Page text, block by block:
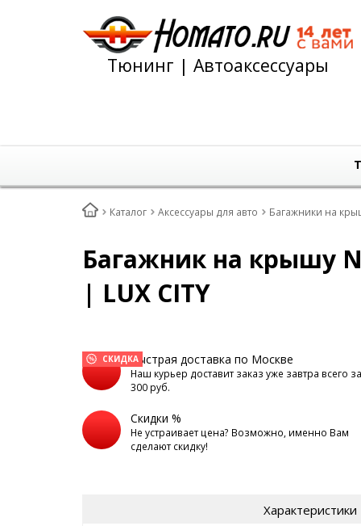
Тюнинг | Автоаксессуары
Каталог Аксессуары для авто Багажники на
Багажник на крышу
| LUX СITY
СКИДКАБыстрая доставка по Москве
Наш курьер доставит заказ уже завтра всего за
300 руб.
Скидки %
Не устраивает цена? Возможно, именно Вам
сделают скидку!
Характеристики